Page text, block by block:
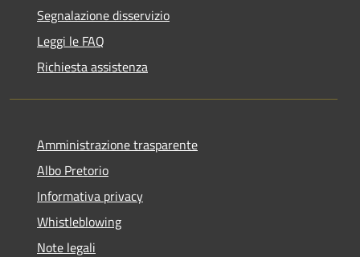
Segnalazione disservizio
Leggi le FAQ
Richiesta assistenza
Amministrazione trasparente
Albo Pretorio
Informativa privacy
Whistleblowing
Note legali